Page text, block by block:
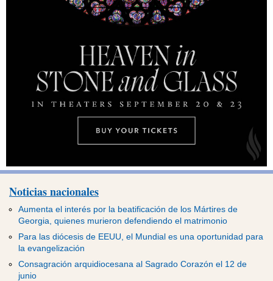
Noticias nacionales
Aumenta el interés por la beatificación de los Mártires de
Georgia, quienes murieron defendiendo el matrimonio
Para las diócesis de EEUU, el Mundial es una oportunidad para
la evangelización
Consagración arquidiocesana al Sagrado Corazón el 12 de
junio